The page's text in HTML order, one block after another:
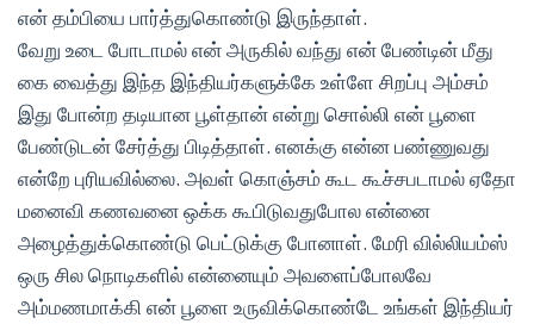
என் தம்பியை பார்த்துகொண்டு இருந்தாள்.
வேறு உடை போடாமல் என் அருகில் வந்து என் பேண்டின் மீது
கை வைத்து இந்த இந்தியர்களுக்கே உள்ளே சிறப்பு அம்சம்
இது போன்ற தடியான பூள்தான் என்று சொல்லி என் பூளை
பேண்டுடன் சேர்த்து பிடித்தாள். எனக்கு என்ன பண்ணுவது
என்றே புரியவில்லை. அவள் கொஞ்சம் கூட கூச்சபடாமல் ஏதோ
மனைவி கணவனை ஒக்க கூபிடுவதுபோல என்னை
அழைத்துக்கொண்டு பெட்டுக்கு போனாள். மேரி வில்லியம்ஸ்
ஒரு சில நொடிகளில் என்னையும் அவளைப்போலவே
அம்மணமாக்கி என் பூளை உருவிக்கொண்டே உங்கள் இந்தியர்